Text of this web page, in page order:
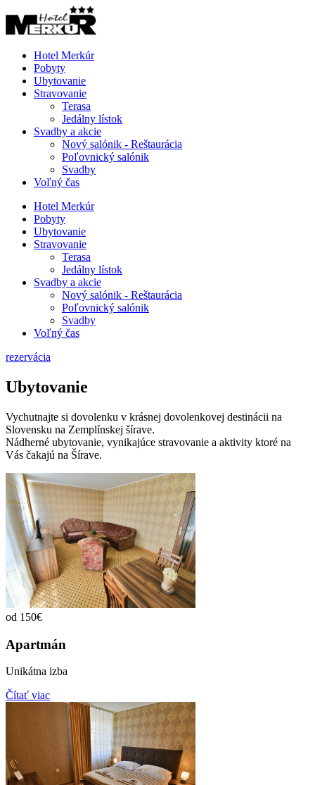
Hotel Merkúr
Pobyty
Ubytovanie
Stravovanie
Terasa
Jedálny lístok
Svadby a akcie
Nový salónik - Reštaurácia
Poľovnický salónik
Svadby
Voľný čas
Hotel Merkúr
Pobyty
Ubytovanie
Stravovanie
Terasa
Jedálny lístok
Svadby a akcie
Nový salónik - Reštaurácia
Poľovnický salónik
Svadby
Voľný čas
rezervácia
Ubytovanie
Vychutnajte si dovolenku v krásnej dovolenkovej destinácii na
Slovensku na Zemplínskej šírave.
Nádherné ubytovanie, vynikajúce stravovanie a aktivity ktoré na
Vás čakajú na Šírave.
od 150€
Apartmán
Unikátna izba
Čítať viac